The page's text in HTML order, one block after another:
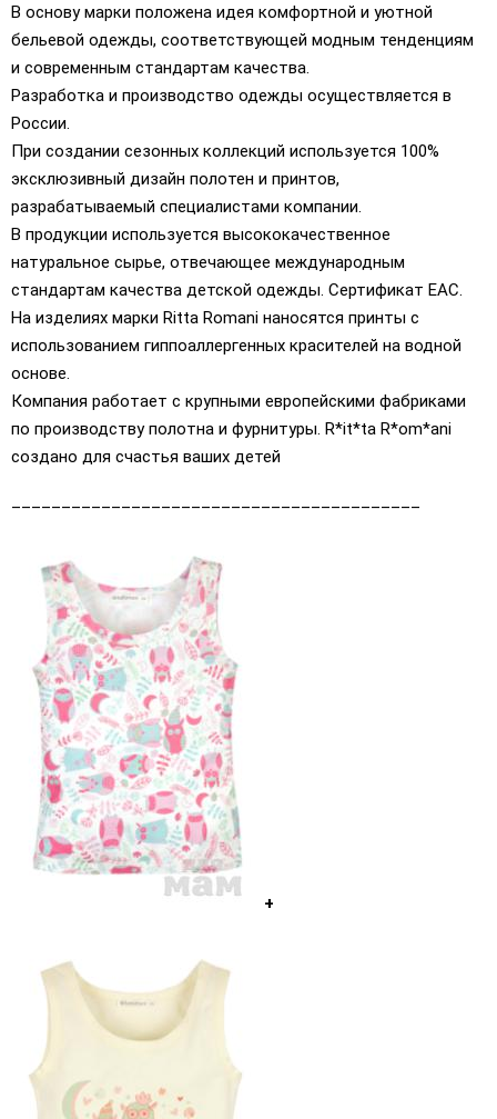
В основу марки положена идея комфортной и уютной
бельевой одежды, соответствующей модным тенденциям
и современным стандартам качества.
Разработка и производство одежды осуществляется в
России.
При создании сезонных коллекций используется 100%
эксклюзивный дизайн полотен и принтов,
разрабатываемый специалистами компании.
В продукции используется высококачественное
натуральное сырье, отвечающее международным
стандартам качества детской одежды. Сертификат EAC.
На изделиях марки Ritta Romani наносятся принты с
использованием гиппоаллергенных красителей на водной
основе.
Компания работает с крупными европейскими фабриками
по производству полотна и фурнитуры. R*it*ta R*om*ani
создано для счастья ваших детей
+